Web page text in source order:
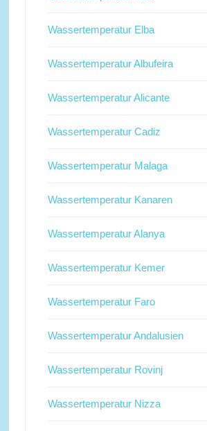
Wassertemperatur Elba
Wassertemperatur Albufeira
Wassertemperatur Alicante
Wassertemperatur Cadiz
Wassertemperatur Malaga
Wassertemperatur Kanaren
Wassertemperatur Alanya
Wassertemperatur Kemer
Wassertemperatur Faro
Wassertemperatur Andalusien
Wassertemperatur Rovinj
Wassertemperatur Nizza